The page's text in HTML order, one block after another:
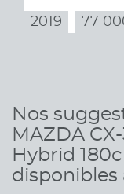
2019 77
Nos
MAZDA
Hybrid
disponibles